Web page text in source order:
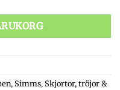
,Simms,Skjortor, tröjor &